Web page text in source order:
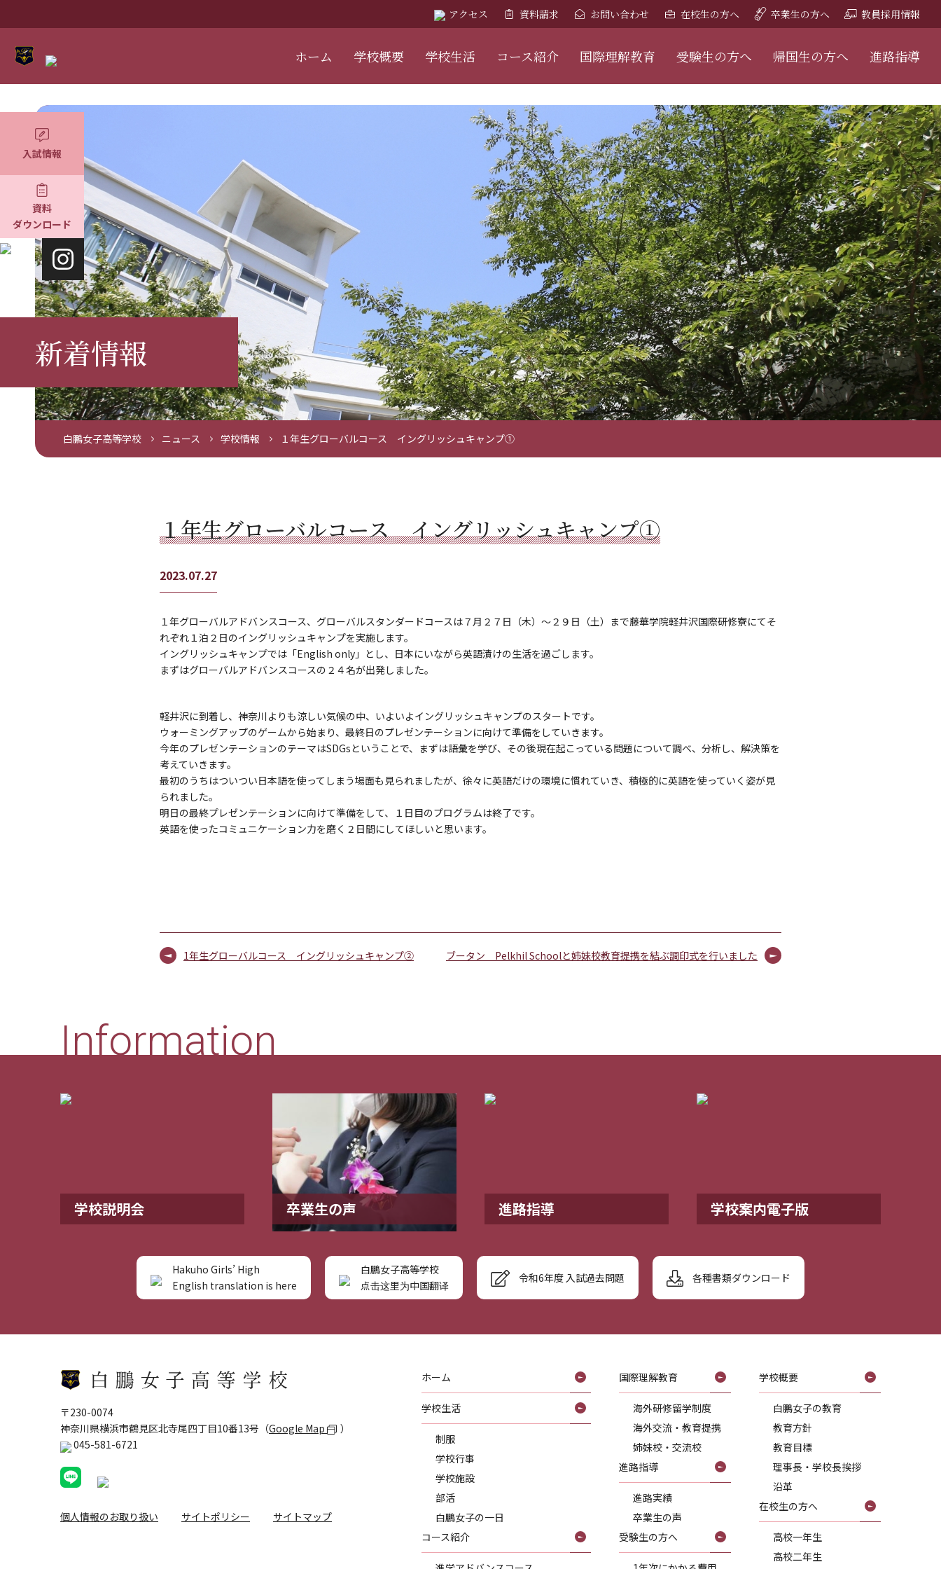
入試情報
資料
ダウンロード
アクセス 資料請求 お問い合わせ 在校生の方へ 卒業生の方へ 教員採用情報
ホーム 学校概要 学校生活 コース紹介 国際理解教育 受験生の方へ 帰国生の方へ 進路指導
新着情報
白鵬女子高等学校 ニュース 学校情報 １年生グローバルコース イングリッシュキャンプ①
１年生グローバルコース イングリッシュキャンプ①
2023.07.27
１年グローバルアドバンスコース、グローバルスタンダードコースは７月２７日（木）～２９日（土）まで藤華学院軽井沢国際研修寮にてそ
れぞれ１泊２日のイングリッシュキャンプを実施します。
イングリッシュキャンプでは「English only」とし、日本にいながら英語漬けの生活を過ごします。
まずはグローバルアドバンスコースの２４名が出発しました。
軽井沢に到着し、神奈川よりも涼しい気候の中、いよいよイングリッシュキャンプのスタートです。
ウォーミングアップのゲームから始まり、最終日のプレゼンテーションに向けて準備をしていきます。
今年のプレゼンテーションのテーマはSDGsということで、まずは語彙を学び、その後現在起こっている問題について調べ、分析し、解決策を
考えていきます。
最初のうちはついつい日本語を使ってしまう場面も見られましたが、徐々に英語だけの環境に慣れていき、積極的に英語を使っていく姿が見
られました。
明日の最終プレゼンテーションに向けて準備をして、１日目のプログラムは終了です。
英語を使ったコミュニケーション力を磨く２日間にしてほしいと思います。
1年生グローバルコース イングリッシュキャンプ② ブータン Pelkhil Schoolと姉妹校教育提携を結ぶ調印式を行いました
Information
学校説明会 卒業生の声 進路指導 学校案内電子版
Hakuho Girls’ High
English translation is here
白鵬女子高等学校
点击这里为中国翻译
令和6年度 入試過去問題 各種書類ダウンロード
〒230-0074
神奈川県横浜市鶴見区北寺尾四丁目10番13号（Google Map
）
045-581-6721
個人情報のお取り扱い サイトポリシー サイトマップ
ホーム
学校生活
制服
学校行事
学校施設
部活
白鵬女子の一日
コース紹介
国際理解教育
海外研修留学制度
海外交流・教育提携
姉妹校・交流校
進路指導
進路実績
卒業生の声
受験生の方へ
学校概要
白鵬女子の教育
教育方針
教育目標
理事長・学校長挨拶
沿革
在校生の方へ
高校一年生
高校二年生